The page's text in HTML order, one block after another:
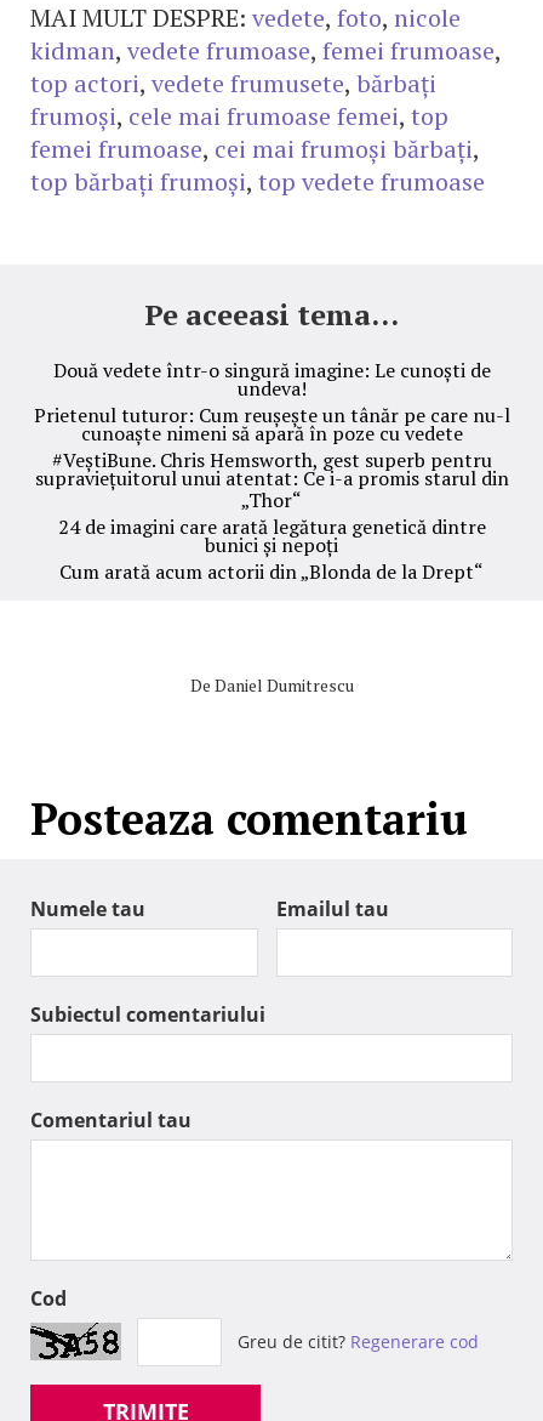
MAI MULT DESPRE: vedete, foto, nicole
kidman, vedete frumoase, femei frumoase,
top actori, vedete frumusete, bărbați
frumoși, cele mai frumoase femei, top
femei frumoase, cei mai frumoși bărbați,
top bărbați frumoși, top vedete frumoase
Pe aceeasi tema...
Două vedete într-o singură imagine: Le cunoști de
undeva!
Prietenul tuturor: Cum reușește un tânăr pe care nu-l
cunoaște nimeni să apară în poze cu vedete
#VeștiBune. Chris Hemsworth, gest superb pentru
supraviețuitorul unui atentat: Ce i-a promis starul din
„Thor“
24 de imagini care arată legătura genetică dintre
bunici și nepoți
Cum arată acum actorii din „Blonda de la Drept“
De Daniel Dumitrescu
Posteaza comentariu
Numele tau Emailul tau
Subiectul comentariului
Comentariul tau
Cod
Greu de citit? Regenerare cod
TRIMITE